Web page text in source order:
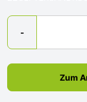
-
Menge
Zum